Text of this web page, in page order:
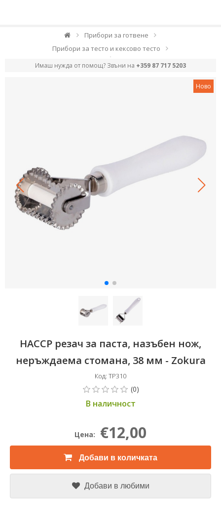
Прибори за готвене
Прибори за тесто и кексово тесто
Имаш нужда от помощ? Звъни на +359 87 717 5203
Ново
HACCP резач за паста, назъбен нож,
неръждаема стомана, 38 мм - Zokura
Код: TP310
В наличност
Цена: €12,00
Добави в количката
Добави в любими